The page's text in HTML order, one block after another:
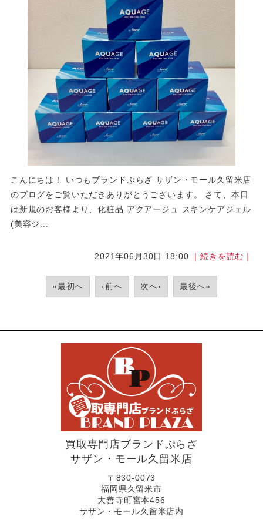
こんにちは！ いつもブランドぷらざ サザン・モール久留米店
のブログをご覧いただきありがとうございます。 さて、本日
は新規のお客様より、化粧品 アクアージュ スキンケアジェル
(美容ジ...
2021年06月30日 18:00 ｜続きを読む｜
«最初へ ‹前へ 次へ› 最後へ»
買取専門店ブランドぷらざ
サザン・モール久留米店
〒830-0073
福岡県久留米市
大善寺町宮本456
サザン・モール久留米店内